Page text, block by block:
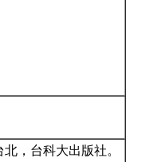
，台科大出版社。